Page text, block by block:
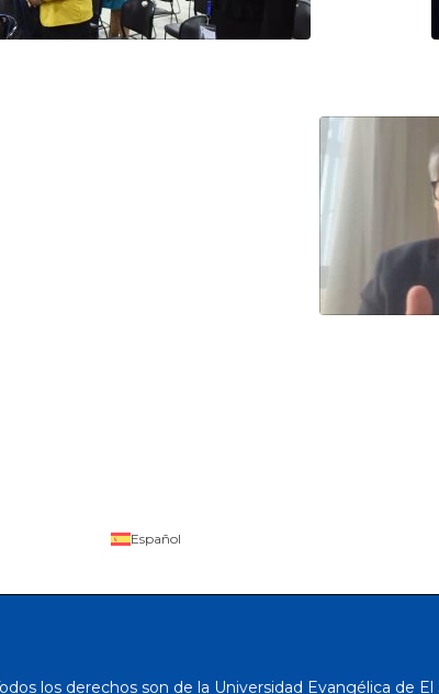
los derechos son de la Universidad Evangélica de El
Español